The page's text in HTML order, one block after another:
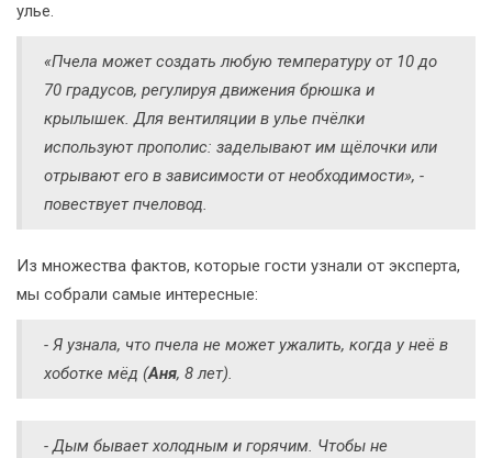
улье.
«Пчела может создать любую температуру от 10 до
70 градусов, регулируя движения брюшка и
крылышек. Для вентиляции в улье пчёлки
используют прополис: заделывают им щёлочки или
отрывают его в зависимости от необходимости», -
повествует пчеловод.
Из множества фактов, которые гости узнали от эксперта,
мы собрали самые интересные:
- Я узнала, что пчела не может ужалить, когда у неё в
хоботке мёд (Аня, 8 лет).
- Дым бывает холодным и горячим. Чтобы не